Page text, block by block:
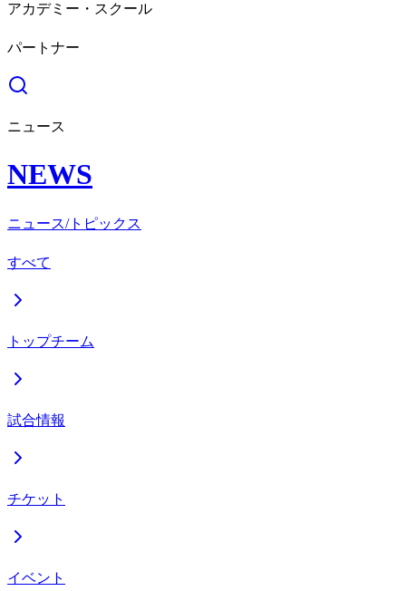
アカデミー・スクール
パートナー
ニュース
NEWS
ニュース/トピックス
すべて
トップチーム
試合情報
チケット
イベント